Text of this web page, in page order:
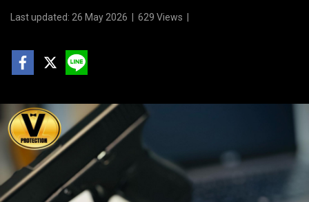
Last updated: 26 May 2026 629 Views